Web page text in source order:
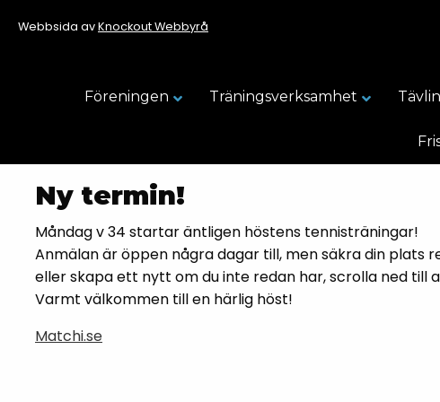
Föreningen Träningsverksamhet
Webbsida avKnockout Webbyrå
Ny termin!
Måndag v 34 startar äntligen höstens tennisträningar!
Anmälan är öppen några dagar till, men säkra din plats
eller skapa ett nytt om du inte redan har, scrolla ned till
Varmt välkommen till en härlig höst!
Matchi.se